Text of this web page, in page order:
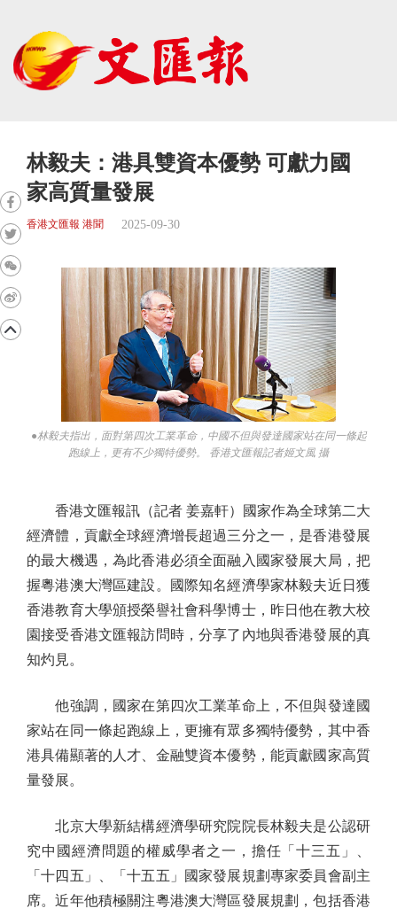
林毅夫：港具雙資本優勢 可獻力國
家高質量發展
香港文匯報 港聞 2025-09-30
●林毅夫指出，面對第四次工業革命，中國不但與發達國家站在同一條起
跑線上，更有不少獨特優勢。 香港文匯報記者姬文風 攝
香港文匯報訊（記者 姜嘉軒）國家作為全球第二大
經濟體，貢獻全球經濟增長超過三分之一，是香港發展
的最大機遇，為此香港必須全面融入國家發展大局，把
握粵港澳大灣區建設。國際知名經濟學家林毅夫近日獲
香港教育大學頒授榮譽社會科學博士，昨日他在教大校
園接受香港文匯報訪問時，分享了內地與香港發展的真
知灼見。
他強調，國家在第四次工業革命上，不但與發達國
家站在同一條起跑線上，更擁有眾多獨特優勢，其中香
港具備顯著的人才、金融雙資本優勢，能貢獻國家高質
量發展。
北京大學新結構經濟學研究院院長林毅夫是公認研
究中國經濟問題的權威學者之一，擔任「十三五」、
「十四五」、「十五五」國家發展規劃專家委員會副主
席。近年他積極關注粵港澳大灣區發展規劃，包括香港